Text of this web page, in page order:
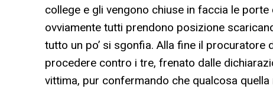
college e gli vengono chiuse in faccia le
ovviamente tutti prendono posizione
tutto un po’ si sgonfia. Alla fine il
procedere contro i tre, frenato dalle
vittima, pur confermando che qualcosa